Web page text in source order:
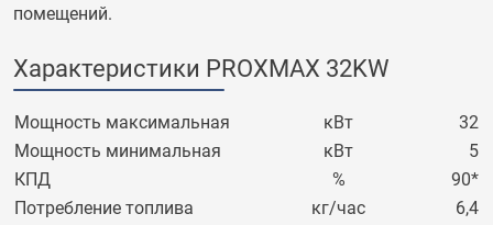
помещений.
Характеристики PROXMAX 32KW
Мощность максимальная кВт
32
Мощность минимальная
кВт
5
КПД
%
90*
Потребление топлива
кг/час
6,4